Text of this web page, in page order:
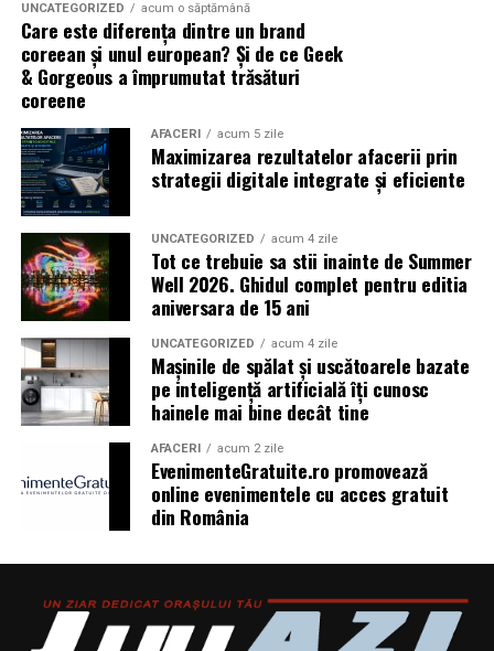
pentru serile de vară.
Indiferent de preferințe, sezonul cald este momentul
ideal să experimentezi și să descoperi parfumuri
inspirate din universul parfumeriei de nișă. Iarcolecția
Top Scents de la Oriflame demonstrează că
ingredientele premium, creativitatea și accesibilitatea
pot exista în aceeași sticlă.
(Advertorial)
UNCATEGORIZED acum o săptămână
Care este diferența dintre un brand
coreean și unul european? Și de ce Geek
& Gorgeous a împrumutat trăsături
coreene
AFACERI acum 5 zile
Maximizarea rezultatelor afacerii prin
strategii digitale integrate și eficiente
UNCATEGORIZED acum 4 zile
Tot ce trebuie sa stii inainte de Summer
Well 2026. Ghidul complet pentru editia
aniversara de 15 ani
UNCATEGORIZED acum 4 zile
Mașinile de spălat și uscătoarele bazate
pe inteligență artificială îți cunosc
hainele mai bine decât tine
AFACERI acum 2 zile
EvenimenteGratuite.ro promovează
online evenimentele cu acces gratuit
din România